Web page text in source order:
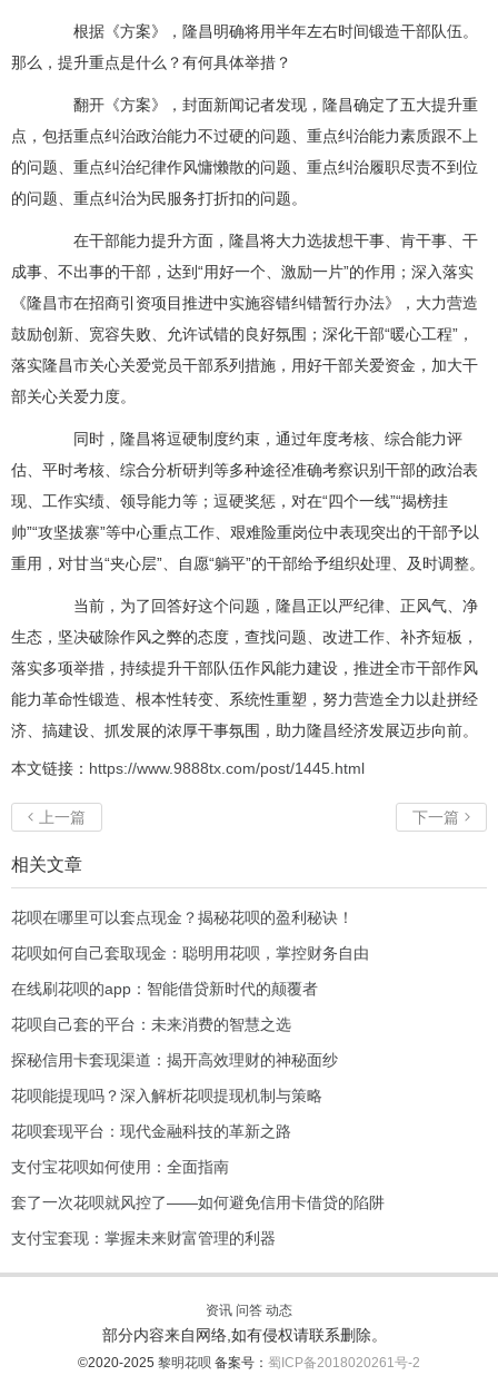
根据《方案》，隆昌明确将用半年左右时间锻造干部队伍。
那么，提升重点是什么？有何具体举措？
翻开《方案》，封面新闻记者发现，隆昌确定了五大提升重
点，包括重点纠治政治能力不过硬的问题、重点纠治能力素质跟不上
的问题、重点纠治纪律作风慵懒散的问题、重点纠治履职尽责不到位
的问题、重点纠治为民服务打折扣的问题。
在干部能力提升方面，隆昌将大力选拔想干事、肯干事、干
成事、不出事的干部，达到“用好一个、激励一片”的作用；深入落实
《隆昌市在招商引资项目推进中实施容错纠错暂行办法》，大力营造
鼓励创新、宽容失败、允许试错的良好氛围；深化干部“暖心工程”，
落实隆昌市关心关爱党员干部系列措施，用好干部关爱资金，加大干
部关心关爱力度。
同时，隆昌将逗硬制度约束，通过年度考核、综合能力评
估、平时考核、综合分析研判等多种途径准确考察识别干部的政治表
现、工作实绩、领导能力等；逗硬奖惩，对在“四个一线”“揭榜挂
帅”“攻坚拔寨”等中心重点工作、艰难险重岗位中表现突出的干部予以
重用，对甘当“夹心层”、自愿“躺平”的干部给予组织处理、及时调整。
当前，为了回答好这个问题，隆昌正以严纪律、正风气、净
生态，坚决破除作风之弊的态度，查找问题、改进工作、补齐短板，
落实多项举措，持续提升干部队伍作风能力建设，推进全市干部作风
能力革命性锻造、根本性转变、系统性重塑，努力营造全力以赴拼经
济、搞建设、抓发展的浓厚干事氛围，助力隆昌经济发展迈步向前。
本文链接： https://www.9888tx.com/post/1445.html
 上一篇 下一篇 
相关文章
花呗在哪里可以套点现金？揭秘花呗的盈利秘诀！
花呗如何自己套取现金：聪明用花呗，掌控财务自由
在线刷花呗的app：智能借贷新时代的颠覆者
花呗自己套的平台：未来消费的智慧之选
探秘信用卡套现渠道：揭开高效理财的神秘面纱
花呗能提现吗？深入解析花呗提现机制与策略
花呗套现平台：现代金融科技的革新之路
支付宝花呗如何使用：全面指南
套了一次花呗就风控了——如何避免信用卡借贷的陷阱
支付宝套现：掌握未来财富管理的利器
资讯 问答 动态
部分内容来自网络,如有侵权请联系删除。
©2020-2025 黎明花呗 备案号： 蜀ICP备2018020261号-2